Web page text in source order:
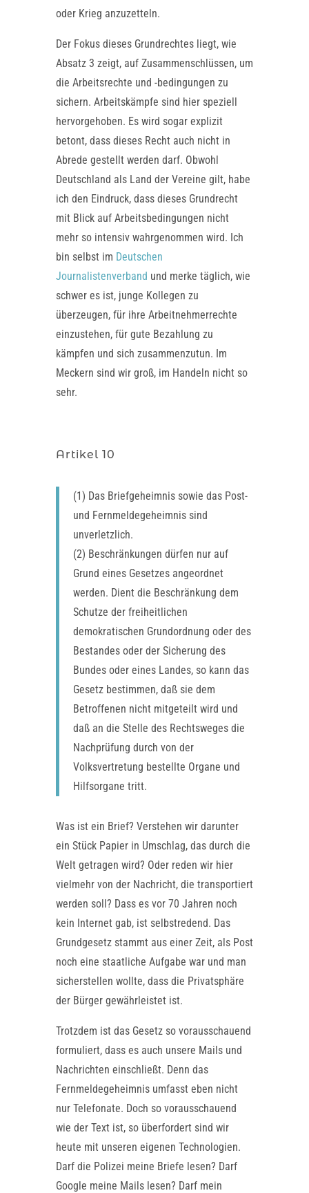
oder Krieg anzuzetteln.
Der Fokus dieses Grundrechtes liegt, wie
Absatz 3 zeigt, auf Zusammenschlüssen, um
die Arbeitsrechte und -bedingungen zu
sichern. Arbeitskämpfe sind hier speziell
hervorgehoben. Es wird sogar explizit
betont, dass dieses Recht auch nicht in
Abrede gestellt werden darf. Obwohl
Deutschland als Land der Vereine gilt, habe
ich den Eindruck, dass dieses Grundrecht
mit Blick auf Arbeitsbedingungen nicht
mehr so intensiv wahrgenommen wird. Ich
bin selbst im Deutschen
Journalistenverband und merke täglich, wie
schwer es ist, junge Kollegen zu
überzeugen, für ihre Arbeitnehmerrechte
einzustehen, für gute Bezahlung zu
kämpfen und sich zusammenzutun. Im
Meckern sind wir groß, im Handeln nicht so
sehr.
Artikel 10
(1) Das Briefgeheimnis sowie das Post-
und Fernmeldegeheimnis sind
unverletzlich.
(2) Beschränkungen dürfen nur auf
Grund eines Gesetzes angeordnet
werden. Dient die Beschränkung dem
Schutze der freiheitlichen
demokratischen Grundordnung oder des
Bestandes oder der Sicherung des
Bundes oder eines Landes, so kann das
Gesetz bestimmen, daß sie dem
Betroffenen nicht mitgeteilt wird und
daß an die Stelle des Rechtsweges die
Nachprüfung durch von der
Volksvertretung bestellte Organe und
Hilfsorgane tritt.
Was ist ein Brief? Verstehen wir darunter
ein Stück Papier in Umschlag, das durch die
Welt getragen wird? Oder reden wir hier
vielmehr von der Nachricht, die transportiert
werden soll? Dass es vor 70 Jahren noch
kein Internet gab, ist selbstredend. Das
Grundgesetz stammt aus einer Zeit, als Post
noch eine staatliche Aufgabe war und man
sicherstellen wollte, dass die Privatsphäre
der Bürger gewährleistet ist.
Trotzdem ist das Gesetz so vorausschauend
formuliert, dass es auch unsere Mails und
Nachrichten einschließt. Denn das
Fernmeldegeheimnis umfasst eben nicht
nur Telefonate. Doch so vorausschauend
wie der Text ist, so überfordert sind wir
heute mit unseren eigenen Technologien.
Darf die Polizei meine Briefe lesen? Darf
Google meine Mails lesen? Darf mein